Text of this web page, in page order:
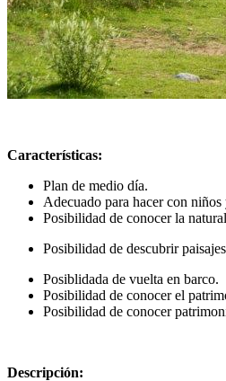
Características:
Plan de medio día.
Adecuado para hacer con
Posibilidad de conocer la
Posibilidad de descubrir
Posiblidada de vuelta en barco.
Posibilidad de conocer el
Posibilidad de conocer
Descripción: